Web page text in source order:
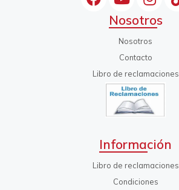
Nosotros
Nosotros
Contacto
Libro de reclamaciones
Información
Libro de reclamaciones
Condiciones